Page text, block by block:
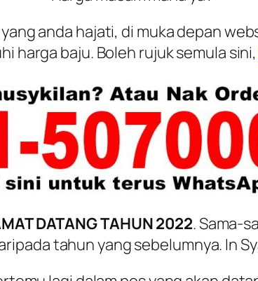
yang anda hajati, di muka depan
harga baju. Boleh rujuk semula sini,
DATANG TAHUN 2022. Sama-
tahun yang sebelumnya. In